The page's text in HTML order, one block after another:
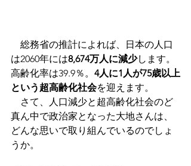
総務省の推計によれば、日本の人口
は2060年には8,674万人に減少します。
高齢化率は39.9％。 4人に1人が75歳以上
という超高齢化社会を迎えます。
さて、人口減少と超高齢化社会のど
真ん中で政治家となった大地さんは、
どんな思いで取り組んでいるのでしょ
うか。